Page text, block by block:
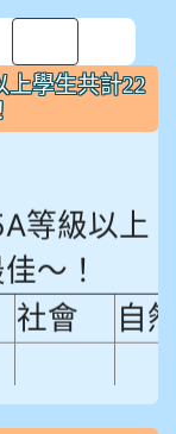
上學生共計22
等級以上
～！
社會
自